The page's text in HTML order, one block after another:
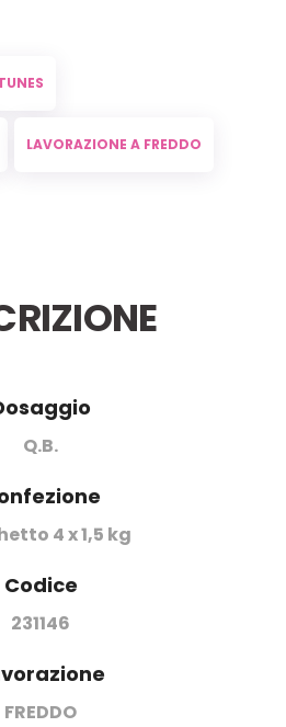
LAVORAZIONE A FREDDO
Q.B.
4 x 1,5 kg
Codice
231146
FREDDO